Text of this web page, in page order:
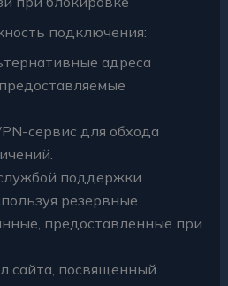
подключения:
адреса
сервис для обхода
поддержки
резервные
предоставленные при
сайта, посвященный